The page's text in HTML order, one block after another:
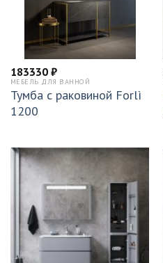
183330 ₽
МЕБЕЛЬ ДЛЯ ВАННОЙ
Тумба с раковиной Forlì
1200